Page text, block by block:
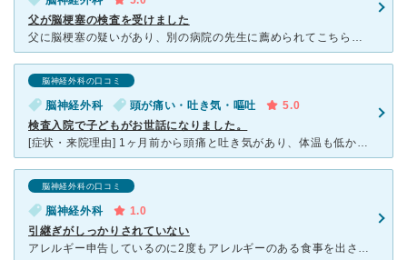
父が脳梗塞の検査を受けました
父に脳梗塞の疑いがあり、別の病院の先生に薦められてこちらの病院でMRI等の検査を受けさせて頂きました。女性の先生は「小さな脳血栓が複数ある」という事を丁寧に分かりやすく説明して下さりました。場所は国道
脳神経外科の口コミ
脳神経外科 頭が痛い・吐き気・嘔吐
5.0
検査入院で子どもがお世話になりました。
[症状・来院理由] 1ヶ月前から頭痛と吐き気があり、体温も低かったため近所の病院に通院していましたが精密検査をしたほうがいいとのことで紹介していただき、藤沢市民病院を受診しました。 [医師の診断・
脳神経外科の口コミ
脳神経外科
1.0
引継ぎがしっかりされていない
アレルギー申告しているのに2度もアレルギーのある食事を出された。命に関わる問題なのに2度も短期間で繰り返すとは思わなかった。認知症の患者だったら食べてしまい、取り返しのつかないことになることを考えると